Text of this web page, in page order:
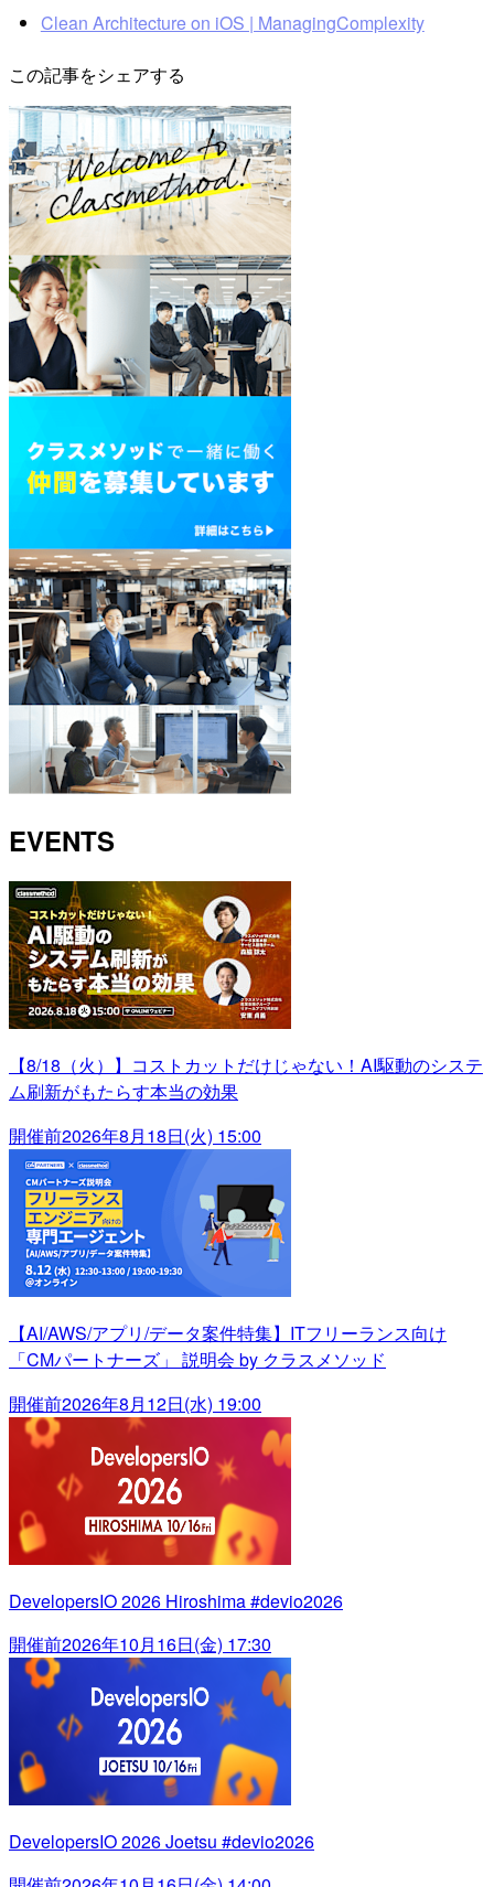
Clean Architecture on iOS | ManagingComplexity
この記事をシェアする
EVENTS
【8/18（火）】コストカットだけじゃない！AI駆動のシステ
ム刷新がもたらす本当の効果
開催前2026年8月18日(火) 15:00
【AI/AWS/アプリ/データ案件特集】ITフリーランス向け
「CMパートナーズ」 説明会 by クラスメソッド
開催前2026年8月12日(水) 19:00
DevelopersIO 2026 Hiroshima #devio2026
開催前2026年10月16日(金) 17:30
DevelopersIO 2026 Joetsu #devio2026